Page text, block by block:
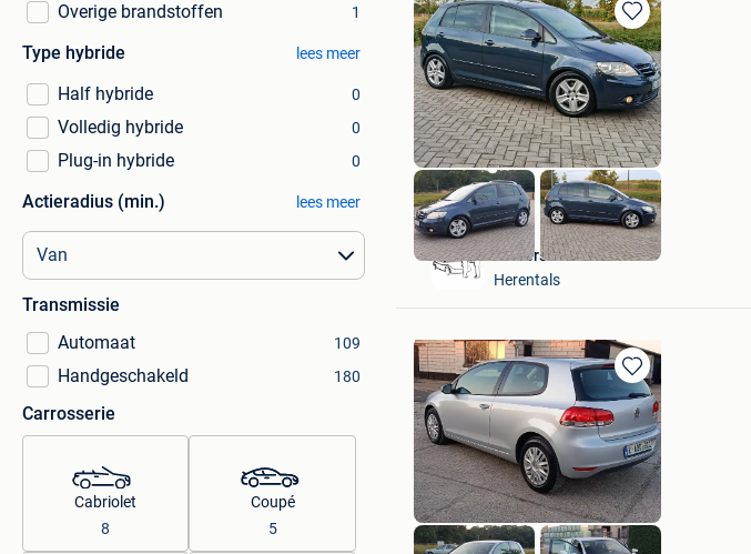
Overige brandstoffen 1
Type hybride lees meer
Half hybride 0
Volledig hybride 0
Plug-in hybride 0
Actieradius (min.) lees meer
Transmissie
Automaat
109
Handgeschakeld 180
Carrosserie
Cabriolet
8
Coupé
5
Bewaren
in
Mijn
Favorieten
Universeel Auto's
Herentals
Bewaren
in
Mijn
Favorieten